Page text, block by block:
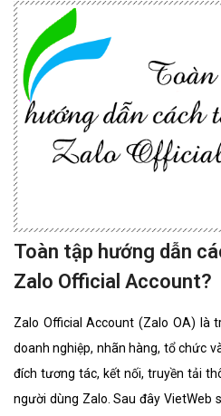
Toàn tập hướng dẫn
Zalo Official Account?
Zalo Official Account (Zalo OA) là
doanh nghiệp, nhãn hàng, tổ chức
đích tương tác, kết nối, truyền tải
người dùng Zalo. Sau đây VietWeb